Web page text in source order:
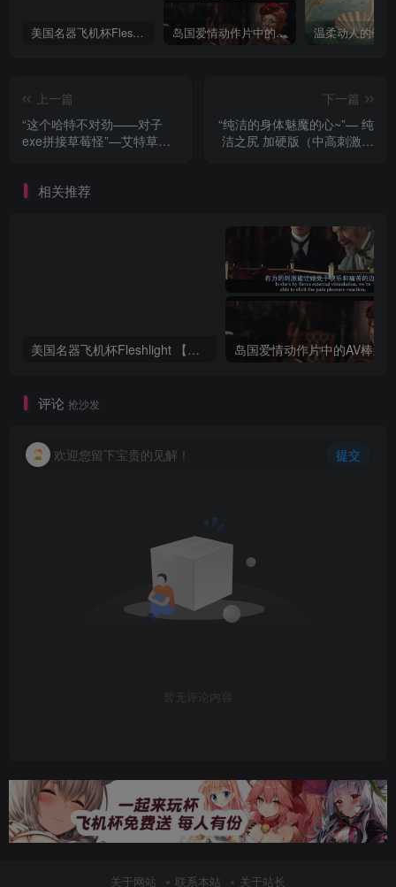
美国名器飞机杯Fleshlight 【Quickshot-Vantage 双头飞机杯】完全评测 岛国爱情动作片中的AV棒到底有多猛？成人用品震动棒的发展史！
上一篇
“这个哈特不对劲——对子
exe拼接草莓怪”—艾特草莓
下一篇
“纯洁的身体魅魔的心~”— 纯
洁之尻 加硬版（中高刺激）
相关推荐
美国名器飞机杯Fleshlight 【Quickshot-Vantage 双头飞机杯】完全评测
评论 抢沙发
欢迎您留下宝贵的见解！ 提交
暂无评论内容
关于网站 联系本站 关于站长